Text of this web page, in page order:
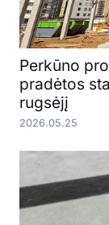
Perkūno
pradėtos
rugsėjį
2026.05.25